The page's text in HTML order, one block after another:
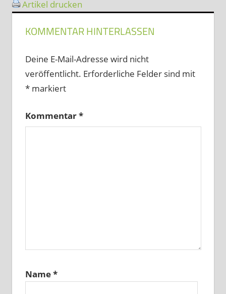
Artikel drucken
KOMMENTAR HINTERLASSEN
Deine E-Mail-Adresse wird nicht
veröffentlicht. Erforderliche Felder sind mit
*markiert
Kommentar*
Name*